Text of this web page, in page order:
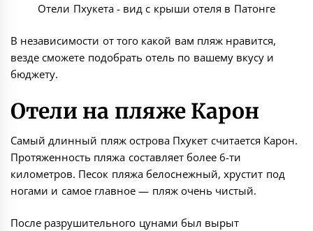
Отели Пхукета - вид с крыши отеля в Патонге
В независимости от того какой вам пляж нравится,
везде сможете подобрать отель по вашему вкусу и
бюджету.
Отели на пляже Карон
Самый длинный пляж острова Пхукет считается Карон.
Протяженность пляжа составляет более 6-ти
километров. Песок пляжа белоснежный, хрустит под
ногами и самое главное — пляж очень чистый.
После разрушительного цунами был вырыт